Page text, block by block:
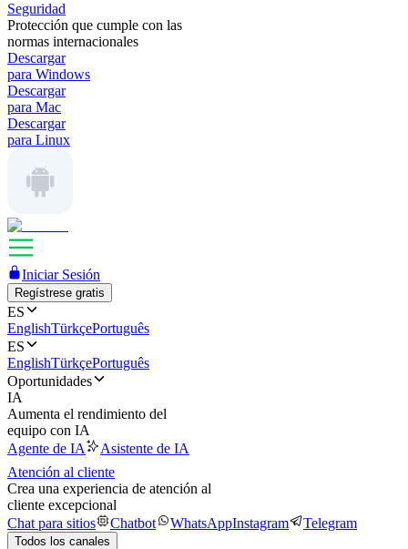
Seguridad
Protección que cumple con las
normas internacionales
Descargar
para Windows
Descargar
para Mac
Descargar
para Linux
Iniciar Sesión
Regístrese gratis
ES
EnglishTürkçePortuguês
ES
EnglishTürkçePortuguês
Oportunidades
IA
Aumenta el rendimiento del
equipo con IA
Agente de IA
Asistente de IA
Atención al cliente
Crea una experiencia de atención al
cliente excepcional
Chat para sitios
Chatbot WhatsAppInstagram Telegram
Todos los canales